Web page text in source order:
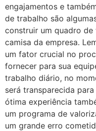
engajamentos e
de trabalho são
construir um quadro
camisa da empresa.
um fator crucial no
fornecer para sua
trabalho diário, no
será transparecida
ótima experiência
um programa de
um grande erro